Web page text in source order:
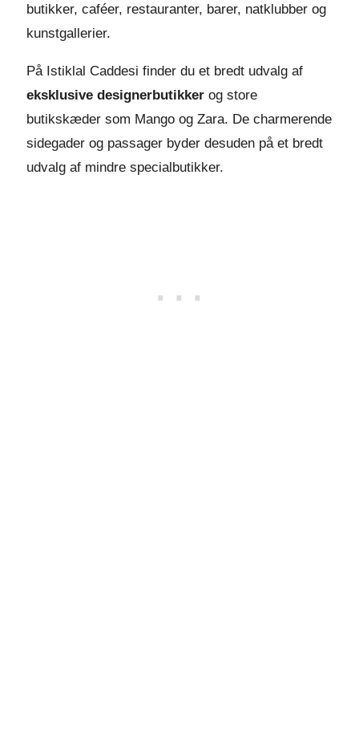
butikker, caféer, restauranter, barer, natklubber og
kunstgallerier.
På Istiklal Caddesi finder du et bredt udvalg af
eksklusive designerbutikker og store
butikskæder som Mango og Zara. De charmerende
sidegader og passager byder desuden på et bredt
udvalg af mindre specialbutikker.